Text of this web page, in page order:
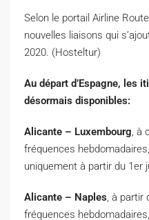
Selon le portail Airline
nouvelles liaisons qui
2020. (Hosteltur)
Au départ d’Espagne, les
désormais disponibles:
Alicante – Luxembourg, à
fréquences
uniquement à partir du 1er
Alicante – Naples, à partir
fréquences